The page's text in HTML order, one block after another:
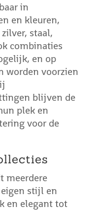
in
en kleuren,
staal,
combinaties
en op
worden voorzien
blijven de
plek en
voor de
meerdere
stijl en
en elegant tot